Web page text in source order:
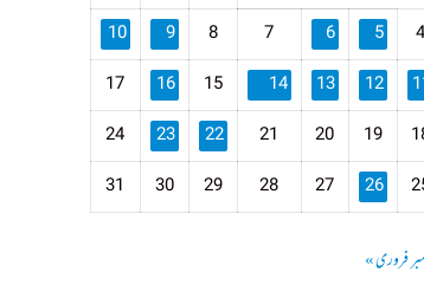
4
5
6
7
8
9
10
12
13
14
15
16
17
19
20
21
22
23
24
26
27
28
29
30
31
فروری »